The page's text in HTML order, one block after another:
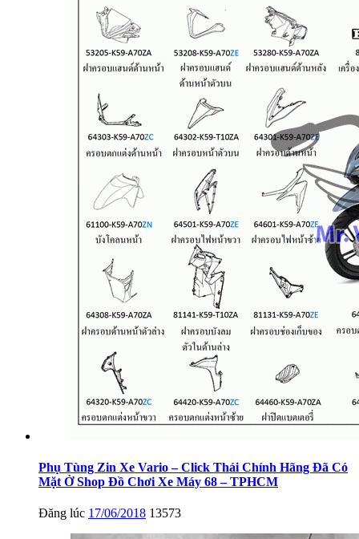
Phụ Tùng Zin Xe Vario – Click Thái Chính Hãng Đã Có
Mặt Ở Shop Đồ Chơi Xe Máy 68 – TPHCM
Đăng lúc 17/06/2018 13573